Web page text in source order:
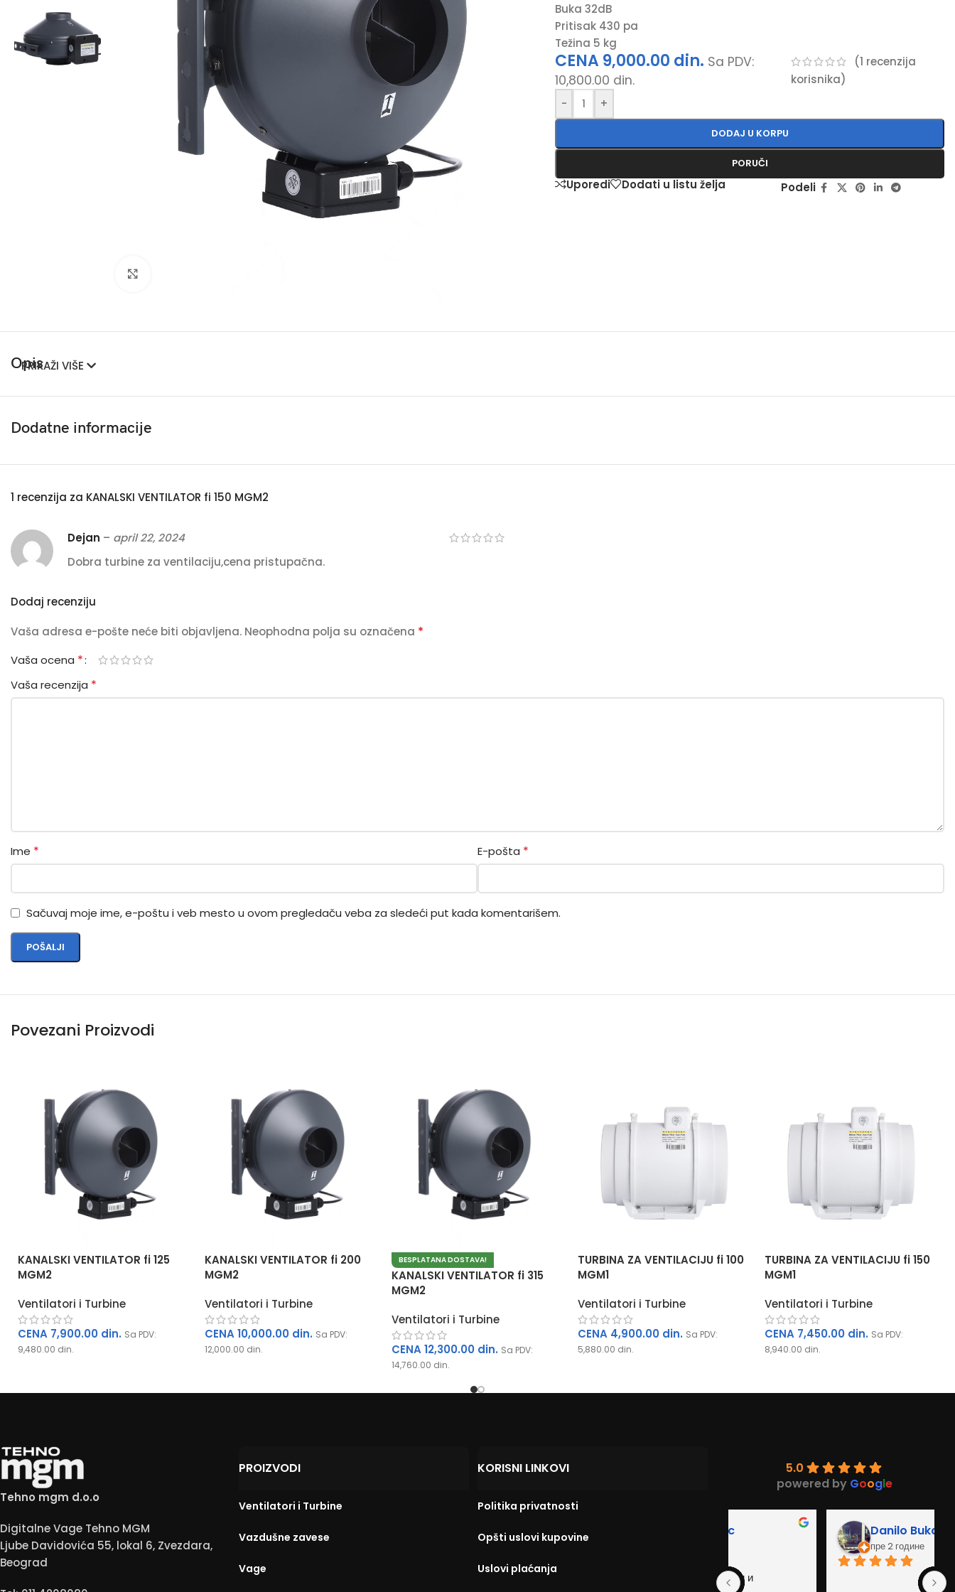
Buka 32dB
Pritisak 430 pa
Težina 5 kg
CENA 9,000.00 din. Sa PDV:
10,800.00 din.
(1 recenzija
korisnika)
-
+
DODAJ U KORPU
PORUČI
Uporedi Dodati u listu želja Podeli
Opis
PRIKAŽI VIŠE
Dodatne informacije
1 recenzija za KANALSKI VENTILATOR fi 150 MGM2
Dejan – april 22, 2024
Dobra turbine za ventilaciju,cena pristupačna.
Dodaj recenziju
Vaša adresa e-pošte neće biti objavljena. Neophodna polja su označena *
Vaša ocena *
Vaša recenzija *
Ime * E-pošta *
Sačuvaj moje ime, e-poštu i veb mesto u ovom pregledaču veba za sledeći put kada komentarišem.
Povezani Proizvodi
KANALSKI VENTILATOR fi 125
MGM2
Ventilatori i Turbine
CENA 7,900.00 din. Sa PDV:
9,480.00 din.
KANALSKI VENTILATOR fi 200
MGM2
Ventilatori i Turbine
CENA10,000.00 din. Sa PDV:
12,000.00 din.
BESPLATANA DOSTAVA!
KANALSKI VENTILATOR fi 315
MGM2
Ventilatori i Turbine
CENA12,300.00 din. Sa PDV:
14,760.00 din.
TURBINA ZA VENTILACIJU fi 100
MGM1
Ventilatori i Turbine
CENA 4,900.00 din. Sa PDV:
5,880.00 din.
TURBINA ZA VENTILACIJU fi 150
MGM1
Ventilatori i Turbine
CENA 7,450.00 din. Sa PDV:
8,940.00 din.
Tehno mgm d.o.o
Digitalne Vage Tehno MGM
Ljube Davidovića 55, lokal 6, Zvezdara,
Beograd
PROIZVODI
Ventilatori i Turbine
Vazdušne zavese
Vage
KORISNI LINKOVI
Politika privatnosti
Opšti uslovi kupovine
Uslovi plaćanja
5.0
powered by Google
Moja pekarica
пре 2 године
Ово ми је први пут да сарађујем са
Bojan Djukic
Честитамо на сарадњи и
Danilo Bukarica